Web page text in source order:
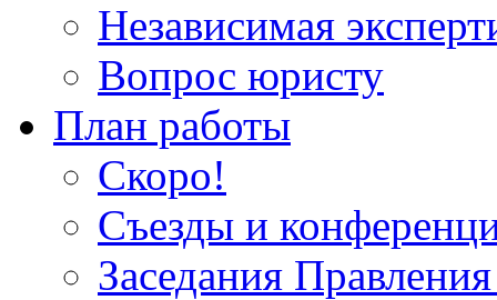
Независимая
Вопрос юристу
План работы
Скоро!
Съезды и
Заседания